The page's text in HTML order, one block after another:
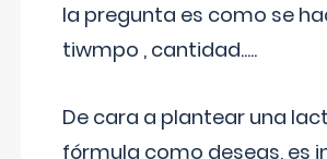
la pregunta es como se
tiwmpo , cantidad.....
De cara a plantear una
fórmula como deseas, es